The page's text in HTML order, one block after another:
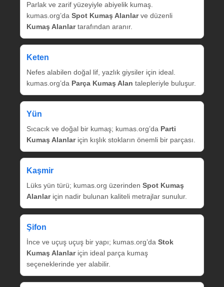
Parlak ve zarif yüzeyiyle abiyelik kumaş.
kumas.org’da Spot Kumaş Alanlarve düzenli
Kumaş Alanlartarafından aranır.
Keten
Nefes alabilen doğal lif, yazlık giysiler için ideal.
kumas.org’da Parça Kumaş Alan talepleriyle buluşur.
Yün
Sıcacık ve doğal bir kumaş; kumas.org’da Parti
Kumaş Alanlariçin kışlık stokların önemli bir parçası.
Kaşmir
Lüks yün türü; kumas.org üzerinden Spot Kumaş
Alanlariçin nadir bulunan kaliteli metrajlar sunulur.
Şifon
İnce ve uçuş uçuş bir yapı; kumas.org’da Stok
Kumaş Alanlariçin ideal parça kumaş
seçeneklerinde yer alabilir.